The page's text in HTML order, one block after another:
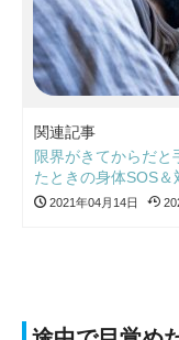
関連記事
限界がきてからだ
たときの身体SOS＆
2021年04月14日